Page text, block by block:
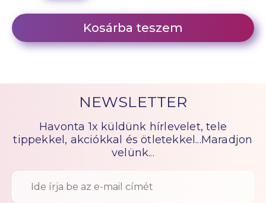
Kosárba teszem
NEWSLETTER
Havonta 1x küldünk hírlevelet, tele
tippekkel, akciókkal és ötletekkel...Maradjon
velünk...